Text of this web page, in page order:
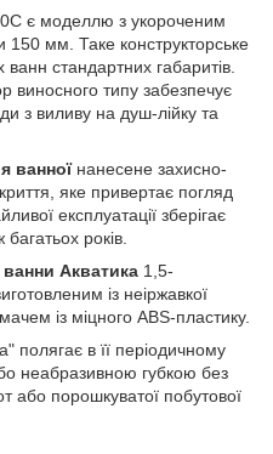
є моделлю з укороченим
мм. Таке конструкторське
ванн стандартних габаритів.
виносного типу забезпечує
з виливу на душ-лійку та
ванноїнанесене захисно-
яке привертає погляд
експлуатації зберігає
років.
Акватика 1,5-
із неіржавкої
із міцного ABS-пластику.
полягає в її періодичному
неабразивною губкою без
або порошкуватої побутової